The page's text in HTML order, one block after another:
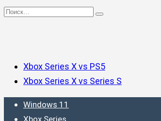
Перейти
Search
Xbox Series X vs PS5
Xbox Series X vs Series S
Windows 11
Xbox Series